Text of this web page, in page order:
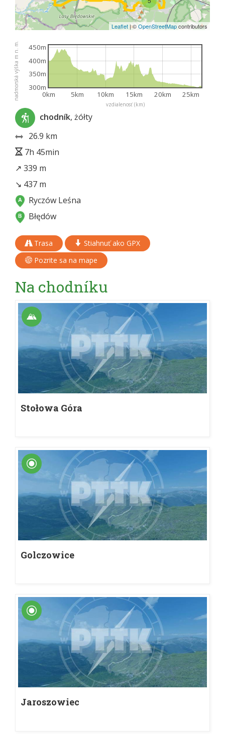
Leaflet |©OpenStreetMapcontributors
vzdialenosť (km)
nadmorská výška m n. m. 0km 5km 10km 15km 20km 25km
300m
350m
400m
450m
chodník, żółty
26.9 km
7h 45min
↗ 339 m
↘ 437 m
Ryczów Leśna
Błędów
Trasa
Stiahnuť ako GPX
Pozrite sa na mape
Na chodníku
Stołowa Góra
Golczowice
Jaroszowiec